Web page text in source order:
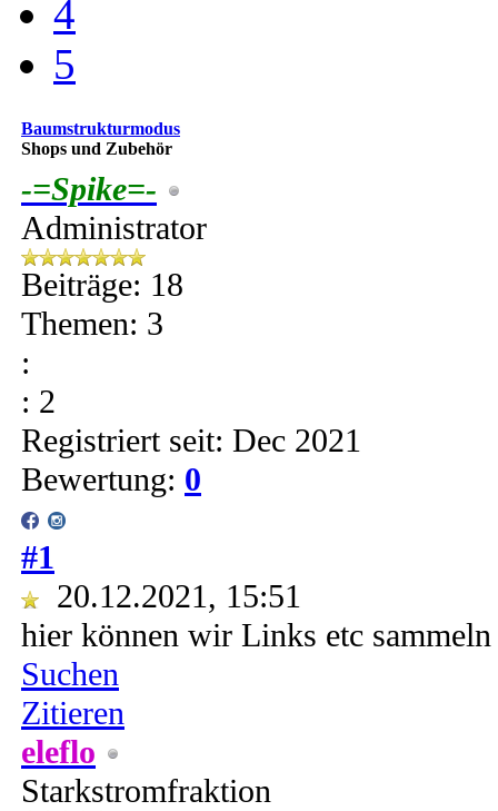
4
5
Baumstrukturmodus
Shops und Zubehör
-=Spike=-
Administrator
Beiträge: 18
Themen: 3
:
: 2
Registriert seit: Dec 2021
Bewertung: 0
#1
20.12.2021, 15:51
hier können wir Links etc sammeln
Suchen
Zitieren
eleflo
Starkstromfraktion